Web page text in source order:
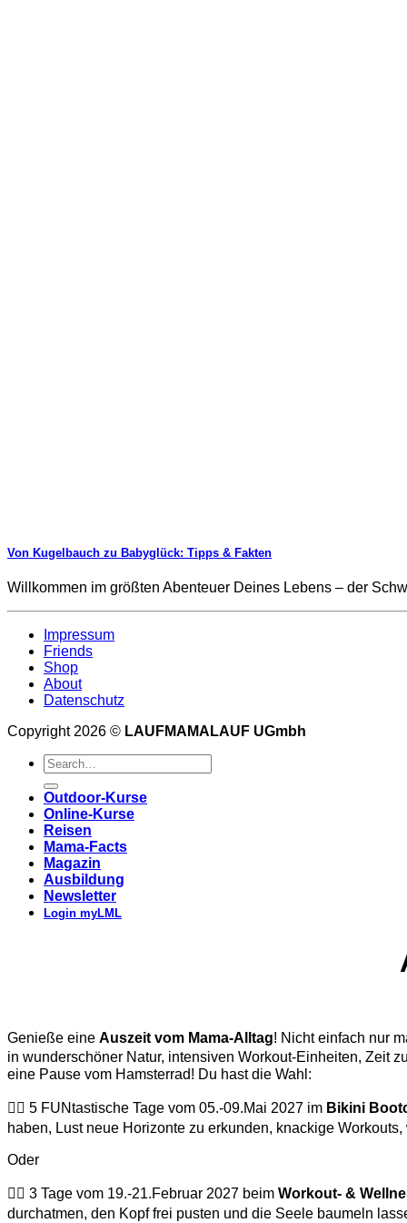
Von Kugelbauch zu Babyglück: Tipps & Fakten
Willkommen im größten Abenteuer Deines Lebens – der
Impressum
Friends
Shop
About
Datenschutz
Copyright 2026 © LAUFMAMALAUF UGmbh
Outdoor-Kurse
Online-Kurse
Reisen
Mama-Facts
Magazin
Ausbildung
Newsletter
Login myLML
Genieße eine Auszeit vom Mama-Alltag! Nicht einfach nur
in wunderschöner Natur, intensiven Workout-Einheiten, Zeit
eine Pause vom Hamsterrad! Du hast die Wahl:
👉🏽 5 FUNtastische Tage vom 05.-09.Mai 2027 im Bikini
haben, Lust neue Horizonte zu erkunden, knackige
Oder
👉🏽 3 Tage vom 19.-21.Februar 2027 beim Workout- &
durchatmen, den Kopf frei pusten und die Seele baumeln